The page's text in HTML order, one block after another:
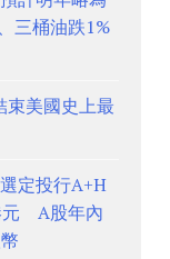
三桶油跌1%
美國史上最
定投行A+H
元 A股年內